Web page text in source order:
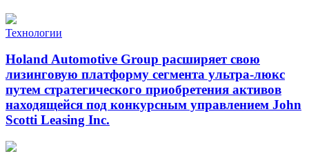
Технологии
Holand Automotive Group расширяет свою
лизинговую платформу сегмента ультра-люкс
путем стратегического приобретения активов
находящейся под конкурсным управлением John
Scotti Leasing Inc.